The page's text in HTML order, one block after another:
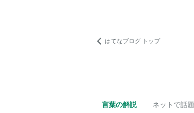
はてなブログ トップ
言葉の解説 ネットで話題